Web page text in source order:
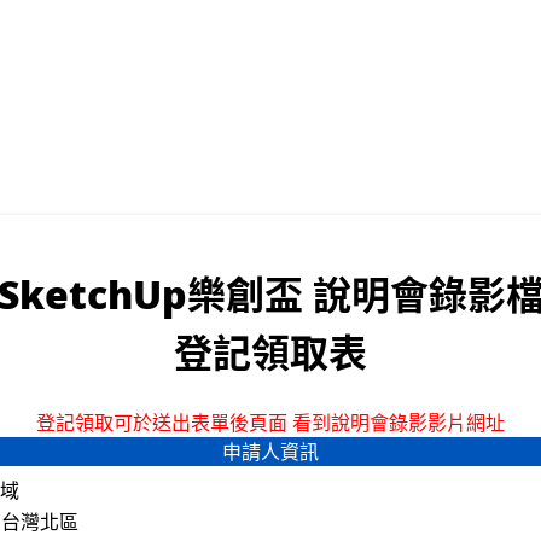
樂創盃 說明會錄影
登記領取表
登記領取可於送出表單後頁面 看到說明會錄影影片網址
申請人資訊
台灣北區